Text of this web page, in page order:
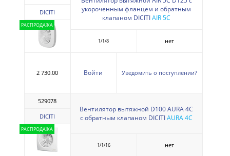
РАСПРОДАЖА
DICITI
укороченным фланцем и обратным
клапаном DICITIAIR 5C
1/1/8 нет
2 730.00 Войти Уведомить о поступлении?
РАСПРОДАЖА
529078
DICITI
Вентилятор вытяжной D100 AURA 4С
с обратным клапаном DICITIAURA 4C
1/1/16 нет